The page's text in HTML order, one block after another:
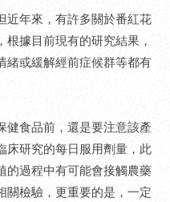
近年來，有許多關於番紅花
據目前現有的研究結果，
緒或緩解經前症候群等都有
健食品前，還是要注意該產
床研究的每日服用劑量，此
的過程中有可能會接觸農藥
關檢驗，更重要的是，一定